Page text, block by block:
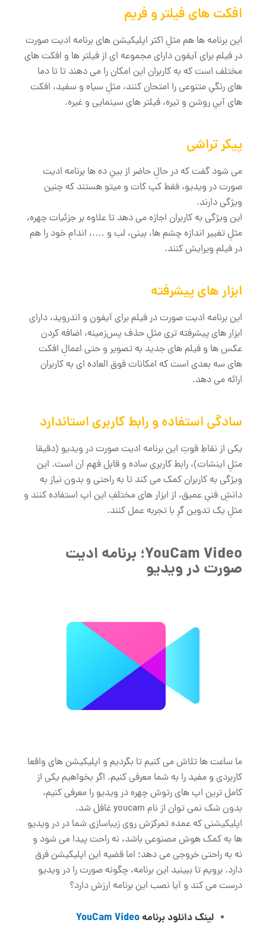
افکت‌ های فیلتر و فریم
این برنامه ها هم مثلِ اکثر اپلیکیشن‌ های برنامه ادیت صورت
در فیلم برای آیفون دارای مجموعه ‌ای از فیلتر ها و افکت ‌های
مختلف است که به کاربران این امکان را می ‌دهند تا تا دما
های رنگیِ متنوعی را امتحان کنند، مثلِ سیاه و سفید، افکت
‌های آبیِ روشن و تیره، فیلتر های سینمایی و غیره.
پیکر تراشی
می شود گفت که در حالِ حاضر از بینِ ده ها برنامه ادیت
صورت در ویدیو، فقط کپ کات و میتو هستند که چنین
ویژگی دارند.
این ویژگی به کاربران اجازه می ‌دهد تا علاوه بر جزئیات چهره،
مثلِ تغییر اندازه چشم ‌ها، بینی، لب و ….، اندامِ خود را هم
در فیلم ویرایش کنند.
ابزار های پیشرفته
این برنامه ادیت صورت در فیلم برای آیفون و اندروید، دارای
ابزار های پیشرفته ‌تری مثلِ حذف پس‌زمینه، اضافه کردن
عکس ها و فیلم های جدید به تصویر و حتی اعمالِ افکت
‌های سه ‌بعدی است که امکانات فوق العاده ای به کاربران
ارائه می ‌دهد.
سادگی استفاده و رابط کاربری استاندارد
یکی از نقاطِ قوتِ این برنامه ادیت صورت در ویدیو (دقیقا
مثلِ اینشات)، رابط کاربری ساده و قابل فهم آن است. این
ویژگی به کاربران کمک می‌ کند تا به راحتی و بدون نیاز به
دانشِ فنیِ عمیق، از ابزار های مختلفِ این اپ استفاده کنند و
مثلِ یک تدوین گرِ با تجربه عمل کنند.
YouCam Video؛ برنامه ادیت
صورت در ویدیو
ما ساعت ها تلاش می کنیم تا بگردیم و اپلیکیشن های واقعا
کاربردی و مفید را به شما معرفی کنیم. اگر بخواهیم یکی از
کامل ترین اپ های رتوش چهره در ویدیو را معرفی کنیم،
بدون شک نمی توان از نام youcam غافل شد.
اپلیکیشنی که عمده تمرکزش روی زیباسازی شما در در ویدیو
ها به کمک هوش مصنوعی باشد، نه راحت پیدا می شود و
نه به راحتی خروجی می دهد؛ اما قضیه این اپلیکیشن فرق
دارد. برویم تا ببینید این برنامه، چگونه صورت را در ویدیو
درست می کند و آیا نصب این برنامه ارزش دارد؟
لینک دانلود برنامهYouCam Video